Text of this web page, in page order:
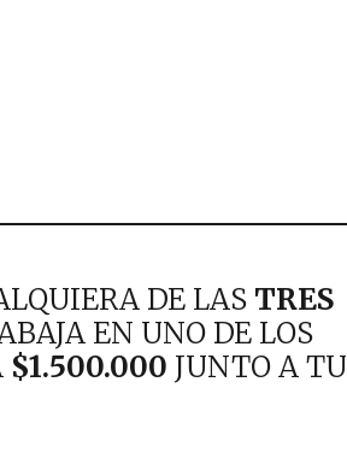
DE LAS TRES
EN UNO DE LOS
$1.500.000 JUNTO A TU